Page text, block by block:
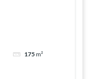
175m²